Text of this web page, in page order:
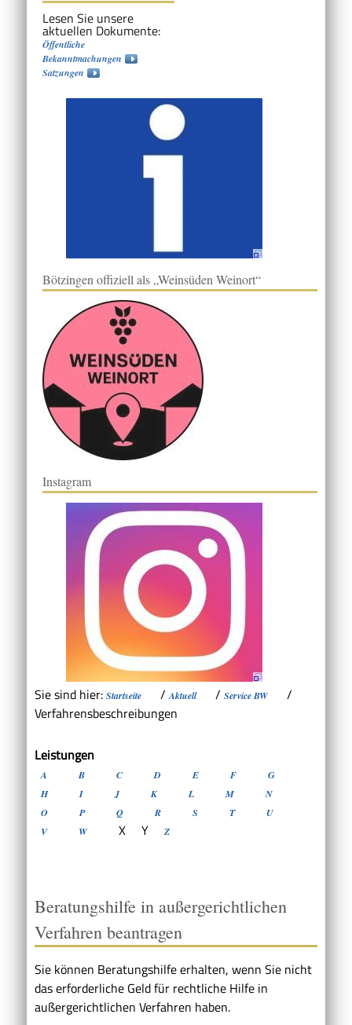
Lesen Sie unsere
aktuellen Dokumente:
Öffentliche
Bekanntmachungen
Satzungen
Bötzingen offiziell als „Weinsüden Weinort“
Instagram
Sie sind hier: Startseite /Aktuell / Service BW
/
Verfahrensbeschreibungen
Leistungen
A B C D E F
G
H
I J K L M
N
O
P Q R S T
U
V
W X Y Z
Beratungshilfe in außergerichtlichen
Verfahren beantragen
Sie können Beratungshilfe erhalten, wenn Sie nicht
das erforderliche Geld für rechtliche Hilfe in
außergerichtlichen Verfahren haben.